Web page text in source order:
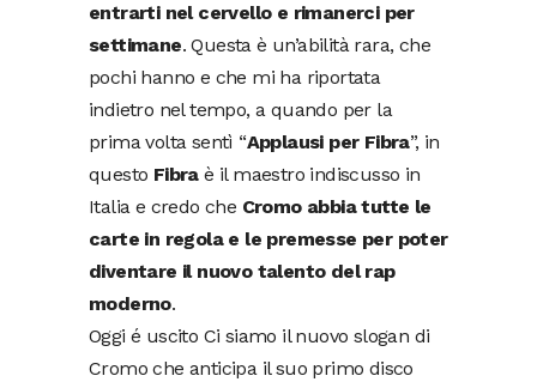
entrarti nel cervello e rimanerci per
settimane. Questa è un’abilità rara, che
pochi hanno e che mi ha riportata
indietro nel tempo, a quando per la
prima volta sentì “Applausi per Fibra”, in
questo Fibraè il maestro indiscusso in
Italia e credo che Cromo abbia tutte le
carte in regola e le premesse per poter
diventare il nuovo talento del rap
moderno.
Oggi é uscito Ci siamo il nuovo slogan di
Cromo che anticipa il suo primo disco